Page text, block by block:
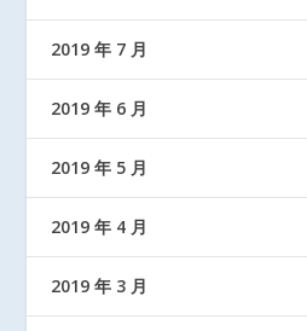
2019 年 7 月
2019 年 6 月
2019 年 5 月
2019 年 4 月
2019 年 3 月